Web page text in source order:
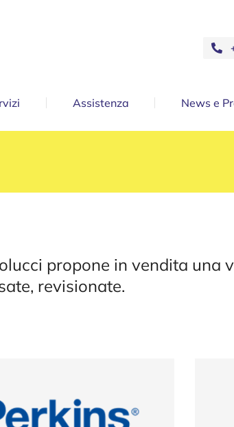
Assistenza News e
propone in vendita una
revisionate.